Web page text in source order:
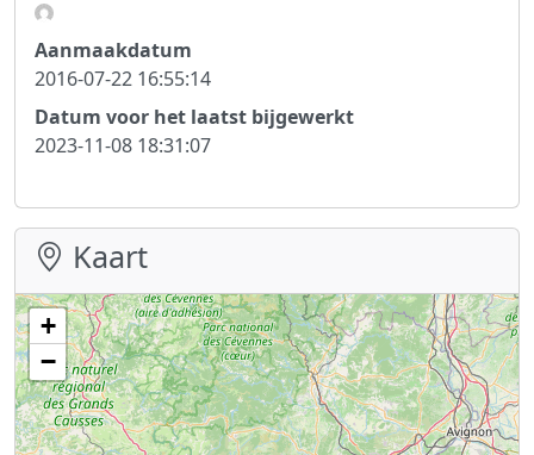
Aanmaakdatum
2016-07-22 16:55:14
Datum voor het laatst bijgewerkt
2023-11-08 18:31:07
Kaart
+
−